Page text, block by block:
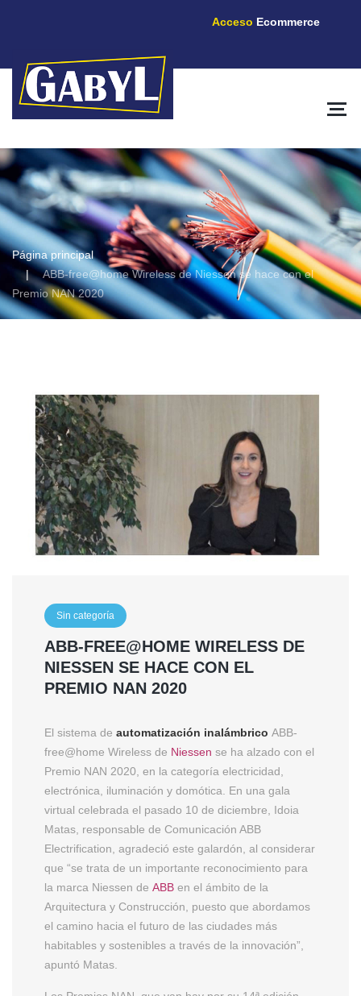
Página principal
ABB-free@home Wireless de Niessen se hace con el
Premio NAN 2020
Sin categoría
ABB-FREE@HOME WIRELESS DE
NIESSEN SE HACE CON EL
PREMIO NAN 2020
El sistema de automatización inalámbrico ABB-
free@home Wireless de Niessen se ha alzado con el
Premio NAN 2020, en la categoría electricidad,
electrónica, iluminación y domótica. En una gala
virtual celebrada el pasado 10 de diciembre, Idoia
Matas, responsable de Comunicación ABB
Electrification, agradeció este galardón, al considerar
que “se trata de un importante reconocimiento para
la marca Niessen de ABB en el ámbito de la
Arquitectura y Construcción, puesto que abordamos
el camino hacia el futuro de las ciudades más
habitables y sostenibles a través de la innovación”,
apuntó Matas.
Acceso Ecommerce